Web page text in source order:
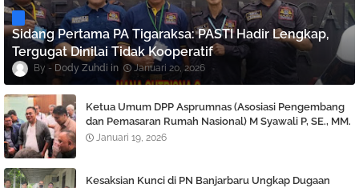
Sidang Pertama PA Tigaraksa: PASTI Hadir Lengkap,
Tergugat Dinilai Tidak Kooperatif
Dody Zuhdi Januari 20, 2026
Ketua Umum DPP Asprumnas (Asosiasi Pengembang
dan Pemasaran Rumah Nasional) M Syawali P, SE., MM.
Angkat bicara Terkait Berlaku nya KUHP dan KUHAP
Januari 19, 2026
Kesaksian Kunci di PN Banjarbaru Ungkap Dugaan